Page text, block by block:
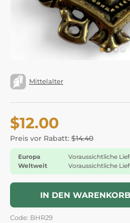
Mittelalter
$12.00
Preis vor Rabatt: $14.40
Europa
Voraussichtliche
Weltweit
Voraussichtliche
IN DEN WARENKORB
Code: BHR29